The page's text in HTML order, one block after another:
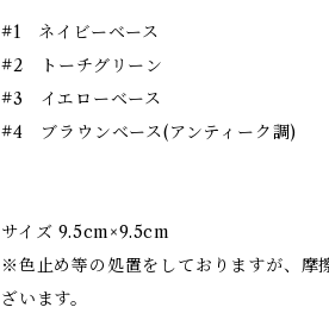
#1 ネイビーベース
#2 トーチグリーン
#3 イエローベース
#4 ブラウンベース(アンティーク調)
サイズ 9.5cm×9.5cm
※色止め等の処置をしておりますが、摩
ざいます。